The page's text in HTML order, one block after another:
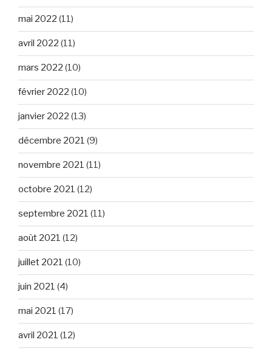
mai 2022 (11)
avril 2022 (11)
mars 2022 (10)
février 2022 (10)
janvier 2022 (13)
décembre 2021 (9)
novembre 2021 (11)
octobre 2021 (12)
septembre 2021 (11)
août 2021 (12)
juillet 2021 (10)
juin 2021 (4)
mai 2021 (17)
avril 2021 (12)